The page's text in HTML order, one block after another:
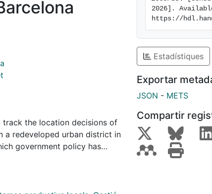
the location decisions of
a redeveloped urban district in
government policy has
cluster of knowledge-based
Poblenou, in the year 2000
2026].
https://
Estadístiques
Exportar
JSON - METS
Compartir